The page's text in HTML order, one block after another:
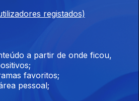
registados)
a partir de onde ficou,
favoritos;
pessoal;